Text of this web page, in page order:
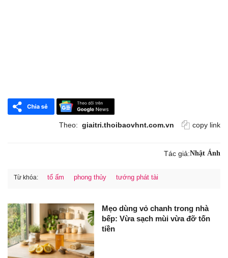
Theo: giaitri.thoibaovhnt.com.vn copy link
Tác giả:Nhật Ánh
Từ khóa: tổ ấm phong thủy tướng phát tài
Mẹo dùng vỏ chanh trong nhà
bếp: Vừa sạch mùi vừa đỡ tốn
tiền